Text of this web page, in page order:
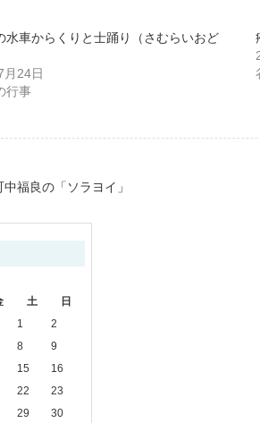
水車からくりと士踊り（さむらいおど
月24日
行事
福良の「ソラヨイ」
土
日
1
2
8
9
15
16
22
23
29
30